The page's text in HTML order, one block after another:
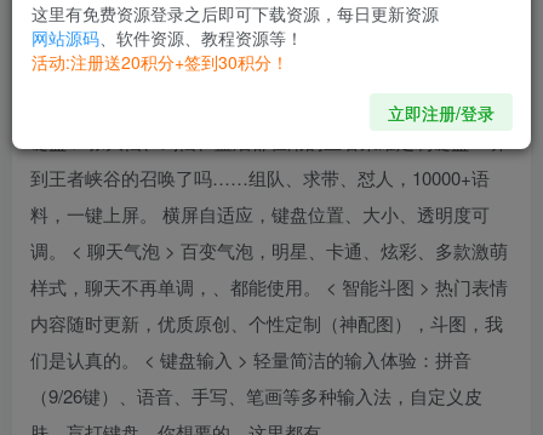
聊天刷屏/表白神器，快捷连发，戏精日常、自动回复、花样
表白，一键get，流行套路实时更新。 < 语音包 > 好玩又搞
笑的语音包，聊天场景全覆盖，变声恶搞，妙趣横“声”。 <
到王者峡谷的召唤了吗……组队、求带、怼人，10000+语
料，一键上屏。 横屏自适应，键盘位置、大小、透明度可
调。 < 聊天气泡 > 百变气泡，明星、卡通、炫彩、多款激萌
样式，聊天不再单调，、都能使用。 < 智能斗图 > 热门表情
内容随时更新，优质原创、个性定制（神配图），斗图，我
们是认真的。 < 键盘输入 > 轻量简洁的输入体验：拼音
（9/26键）、语音、手写、笔画等多种输入法，自定义皮
这里有免费资源登录之后即可下载资源，每日更新资源
网站源码、软件资源、教程资源等！
活动:注册送20积分+签到30积分！
立即注册/登录